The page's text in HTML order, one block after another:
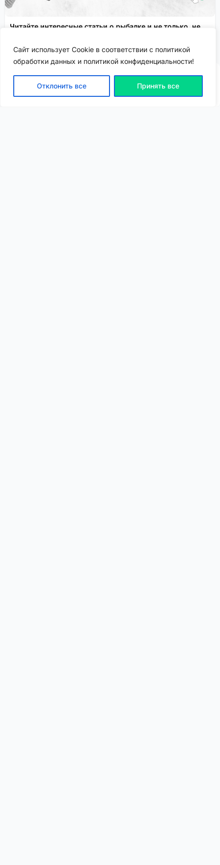
Сайт использует Cookie в соответствии с политикой
обработки данных и политикой конфиденциальности!
Отклонить все Принять все
Читайте интересные статьи о рыбалке и не только, не
ВХОД | РЕГИСТРАЦИЯ